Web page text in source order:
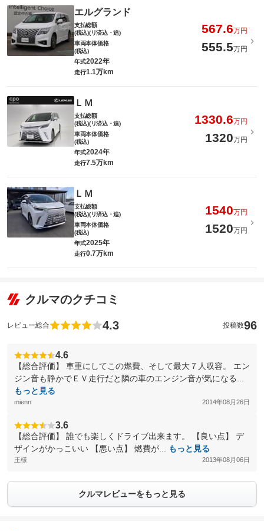
エルグランド
支払総額
(税込)(リ済込・追)
567.6万円
車両本体価格
(税込)
555.5万円
年式2022年
走行1.1万km
ＬＭ
支払総額
(税込)(リ済込・追)
1330.6万円
車両本体価格
(税込)
1320万円
年式2024年
走行7.5万km
ＬＭ
支払総額
(税込)(リ済込・追)
1540万円
車両本体価格
(税込)
1520万円
年式2025年
走行0.7万km
クルマのクチコミ
レビュー総合 4.3 投稿数96
4.6
【総合評価】 車重にしてこの燃費、そして最大７人収容。 エン
ジン音も静かでＥＶ走行だと隣の車のエンジン音が気になる...
もっと見る
mienn 2014年08月26日
3.6
【総合評価】 誰でも楽しくドライブ出来ます。 【良い点】 デ
ザインがかっこいい 【悪い点】 燃費が...
もっと見る
王様 2013年08月06日
クルマレビューをもっと見る